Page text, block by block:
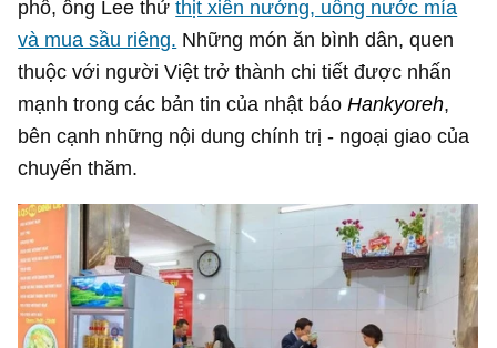
phố, ông Lee thửthịt xiên nướng, uống nước mía
và mua sầu riêng. Những món ăn bình dân, quen
thuộc với người Việt trở thành chi tiết được nhấn
mạnh trong các bản tin của nhật báoHankyoreh,
bên cạnh những nội dung chính trị - ngoại giao của
chuyến thăm.